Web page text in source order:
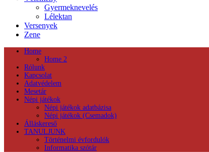
Gyermeknevelés
Lélektan
Versenyek
Zene
Home
Home 2
Rólunk
Kapcsolat
Adatvédelem
Mesetár
Népi játékok
Népi játékok adatbázisa
Népi játékok (Csemadok)
Álláskereső
TANULJUNK
Történelmi évfordulók
Informatika szótár